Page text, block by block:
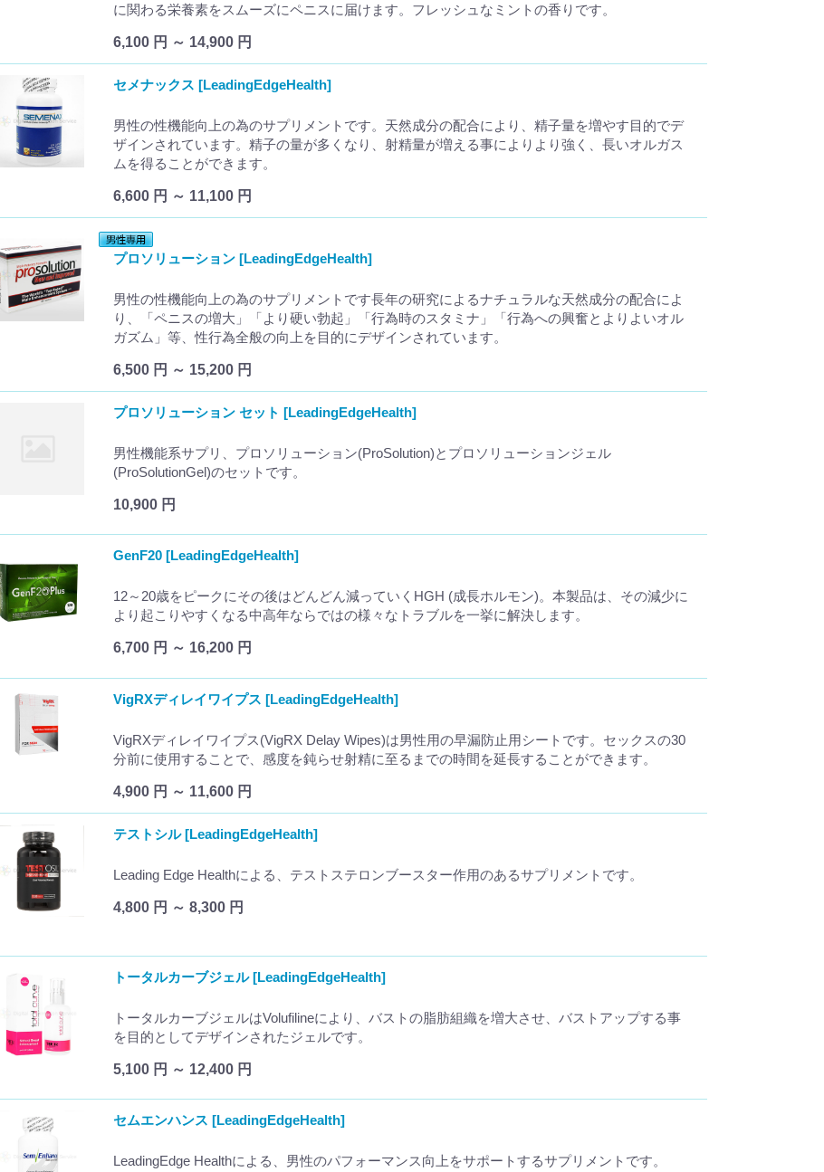
に関わる栄養素をスムーズにペニスに届けます。フレッシュなミントの香りです。
6,100 円 ～ 14,900 円
セメナックス [LeadingEdgeHealth]
男性の性機能向上の為のサプリメントです。天然成分の配合により、精子量を増やす目的でデ
ザインされています。精子の量が多くなり、射精量が増える事によりより強く、長いオルガス
ムを得ることができます。
6,600 円 ～ 11,100 円
プロソリューション [LeadingEdgeHealth]
男性の性機能向上の為のサプリメントです長年の研究によるナチュラルな天然成分の配合によ
り、「ペニスの増大」「より硬い勃起」「行為時のスタミナ」「行為への興奮とよりよいオル
ガズム」等、性行為全般の向上を目的にデザインされています。
6,500 円 ～ 15,200 円
プロソリューション セット [LeadingEdgeHealth]
男性機能系サプリ、プロソリューション(ProSolution)とプロソリューションジェル
(ProSolutionGel)のセットです。
10,900 円
GenF20 [LeadingEdgeHealth]
12～20歳をピークにその後はどんどん減っていくHGH (成長ホルモン)。本製品は、その減少に
より起こりやすくなる中高年ならではの様々なトラブルを一挙に解決します。
6,700 円 ～ 16,200 円
VigRXディレイワイプス [LeadingEdgeHealth]
VigRXディレイワイプス(VigRX Delay Wipes)は男性用の早漏防止用シートです。セックスの30
分前に使用することで、感度を鈍らせ射精に至るまでの時間を延長することができます。
4,900 円 ～ 11,600 円
テストシル [LeadingEdgeHealth]
Leading Edge Healthによる、テストステロンブースター作用のあるサプリメントです。
4,800 円 ～ 8,300 円
トータルカーブジェル [LeadingEdgeHealth]
トータルカーブジェルはVolufilineにより、バストの脂肪組織を増大させ、バストアップする事
を目的としてデザインされたジェルです。
5,100 円 ～ 12,400 円
セムエンハンス [LeadingEdgeHealth]
LeadingEdge Healthによる、男性のパフォーマンス向上をサポートするサプリメントです。